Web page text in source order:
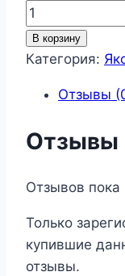
Количество
товара
Якорь
В корзину
Категория:
Отзывы
Отзывы
Отзывов пока
Только
купившие
отзывы.